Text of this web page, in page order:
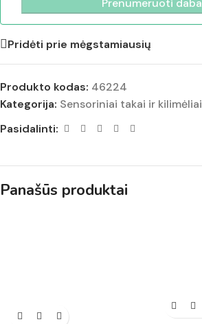
Pridėti prie mėgstamiausių
Produkto kodas: 46224
Kategorija: Sensoriniai takai ir kilimėliai
Pasidalinti:
Panašūs produktai